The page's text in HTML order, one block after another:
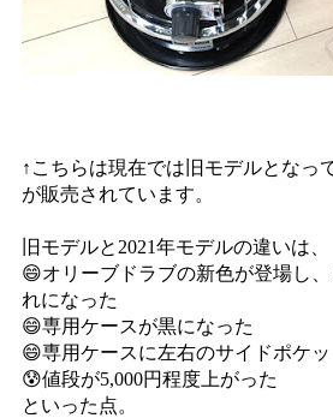
↑こちらは現在では旧モデルとなっ
が販売されています。
旧モデルと2021年モデルの違いは、
😄オリーブドラブの新色が登場し
れになった
😄専用ケースが黒になった
😄専用ケースに左右のサイドポケ
😰値段が5,000円程度上がった
といった点。